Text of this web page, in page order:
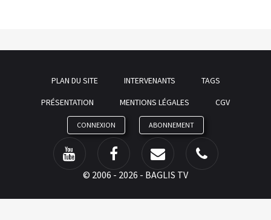
PLAN DU SITE INTERVENANTS
TAGS
PRÉSENTATION
MENTIONS LÉGALES CGV
CONNEXION ABONNEMENT
© 2006 - 2026 - BAGLIS TV